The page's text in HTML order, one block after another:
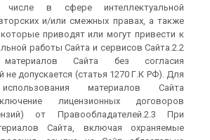
в сфере интеллектуальной
и/или смежных правах, а также
приводят или могут привести к
работы Сайта и сервисов Сайта.2.2
материалов Сайта без согласия
не допускается (статья 1270 Г.К РФ). Для
материалов Сайта
лицензионных договоров
от Правообладателей.2.3 При
Сайта, включая охраняемые